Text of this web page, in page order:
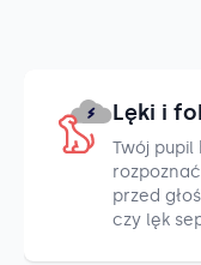
Lęki i
Twój pupil
przed
czy lęk